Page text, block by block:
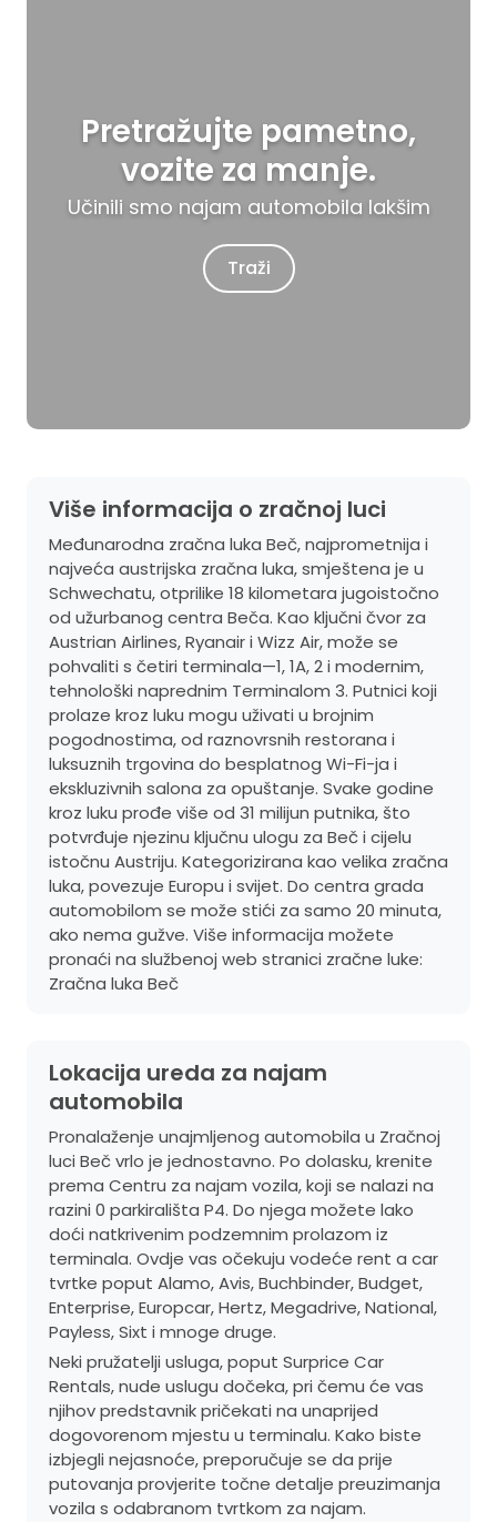
Pretražujte pametno,
vozite za manje.
Učinili smo najam automobila lakšim
Traži
Više informacija o zračnoj luci
Međunarodna zračna luka Beč, najprometnija i
najveća austrijska zračna luka, smještena je u
Schwechatu, otprilike 18 kilometara jugoistočno
od užurbanog centra Beča. Kao ključni čvor za
Austrian Airlines, Ryanair i Wizz Air, može se
pohvaliti s četiri terminala—1, 1A, 2 i modernim,
tehnološki naprednim Terminalom 3. Putnici koji
prolaze kroz luku mogu uživati u brojnim
pogodnostima, od raznovrsnih restorana i
luksuznih trgovina do besplatnog Wi-Fi-ja i
ekskluzivnih salona za opuštanje. Svake godine
kroz luku prođe više od 31 milijun putnika, što
potvrđuje njezinu ključnu ulogu za Beč i cijelu
istočnu Austriju. Kategorizirana kao velika zračna
luka, povezuje Europu i svijet. Do centra grada
automobilom se može stići za samo 20 minuta,
ako nema gužve. Više informacija možete
pronaći na službenoj web stranici zračne luke:
Zračna luka Beč
Lokacija ureda za najam
automobila
Pronalaženje unajmljenog automobila u Zračnoj
luci Beč vrlo je jednostavno. Po dolasku, krenite
prema Centru za najam vozila, koji se nalazi na
razini 0 parkirališta P4. Do njega možete lako
doći natkrivenim podzemnim prolazom iz
terminala. Ovdje vas očekuju vodeće rent a car
tvrtke poput Alamo, Avis, Buchbinder, Budget,
Enterprise, Europcar, Hertz, Megadrive, National,
Payless, Sixt i mnoge druge.
Neki pružatelji usluga, poput Surprice Car
Rentals, nude uslugu dočeka, pri čemu će vas
njihov predstavnik pričekati na unaprijed
dogovorenom mjestu u terminalu. Kako biste
izbjegli nejasnoće, preporučuje se da prije
putovanja provjerite točne detalje preuzimanja
vozila s odabranom tvrtkom za najam.